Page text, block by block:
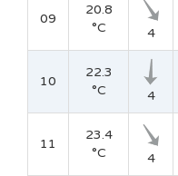
09
20.8
°C
4
10
22.3
°C
4
11
23.4
°C
4